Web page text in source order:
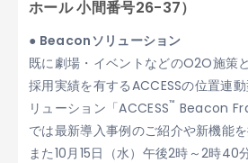
ホール 小間番号26-37）
● Beaconソリューション
既に劇場・イベントなどのO2O施策
採用実績を有するACCESSの位置連
リューション「ACCESS™ Beacon
では最新導入事例のご紹介や新機能を
また10月15日（水）午後2時～2時